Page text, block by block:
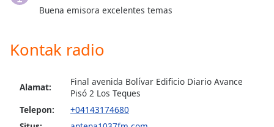
Escape
will
Buena emisora excelentes temas
Kontak radio
Alamat:
Final avenida Bolívar Edificio Diario Avance
Pisó 2 Los Teques
Telepon:
+04143174680